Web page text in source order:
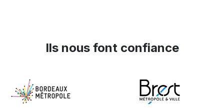
Ils nous font confiance